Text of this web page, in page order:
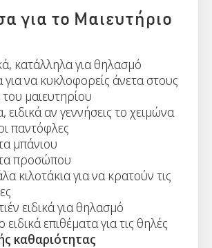
για το Μαιευτήριο
κατάλληλα για θηλασμό
να κυκλοφορείς άνετα στους
μαιευτηρίου
ειδικά αν γεννήσεις το χειμώνα
παντόφλες
μπάνιου
προσώπου
κιλοτάκια για να κρατούν τις
ειδικά για θηλασμό
ειδικά επιθέματα για τις θηλές
καθαριότητας